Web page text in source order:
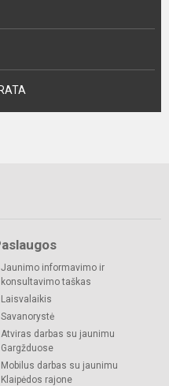
Jaunimo informavimo ir
konsultavimo taškas
Laisvalaikis
Savanorystė
Atviras darbas su jaunimu
Gargžduose
Mobilus darbas su jaunimu
Klaipėdos rajone